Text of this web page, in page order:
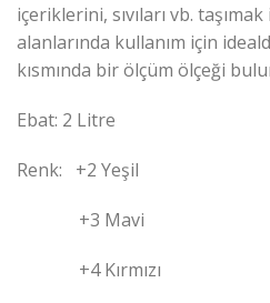
içeriklerini, sıvıları vb.
alanlarında kullanım için
kısmında bir ölçüm ölçeği
Ebat: 2 Litre
Renk: +2 Yeşil
+3 Mavi
+4 Kırmızı